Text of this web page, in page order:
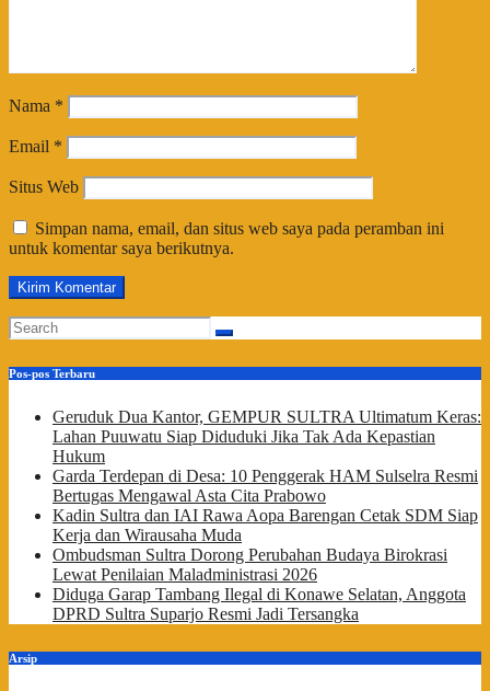
Nama *
Email *
Situs Web
Simpan nama, email, dan situs web saya pada peramban ini
untuk komentar saya berikutnya.
Pos-pos Terbaru
Geruduk Dua Kantor, GEMPUR SULTRA Ultimatum Keras:
Lahan Puuwatu Siap Diduduki Jika Tak Ada Kepastian
Hukum
Garda Terdepan di Desa: 10 Penggerak HAM Sulselra Resmi
Bertugas Mengawal Asta Cita Prabowo
Kadin Sultra dan IAI Rawa Aopa Barengan Cetak SDM Siap
Kerja dan Wirausaha Muda
Ombudsman Sultra Dorong Perubahan Budaya Birokrasi
Lewat Penilaian Maladministrasi 2026
Diduga Garap Tambang Ilegal di Konawe Selatan, Anggota
DPRD Sultra Suparjo Resmi Jadi Tersangka
Arsip